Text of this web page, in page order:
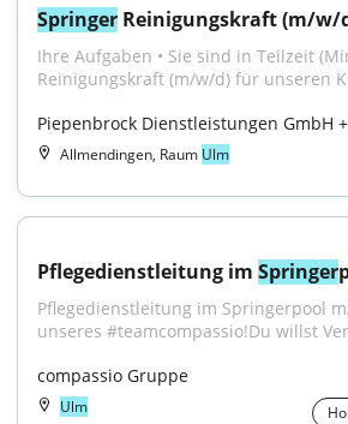
Springer Reinigungskraft (m/w/
Ihre Aufgaben • Sie sind in Teilzeit
Reinigungskraft (m/w/d) für unseren
Piepenbrock Dienstleistungen GmbH +
Allmendingen, Raum Ulm
Pflegedienstleitung im Springer
Pflegedienstleitung im Springerpool
unseres #teamcompassio!Du willst
compassio Gruppe
Ulm